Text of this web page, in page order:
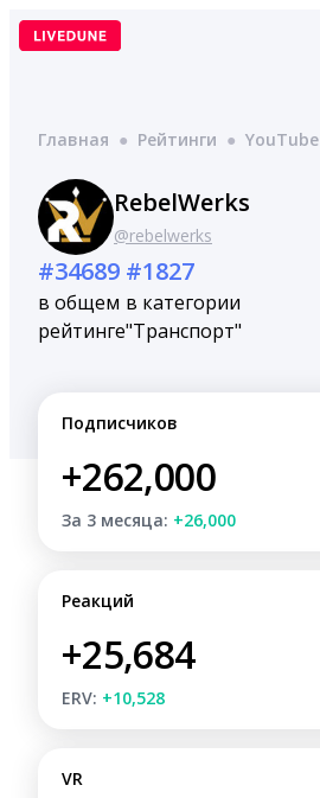
Перейти
Главная ● Рейтинги ● YouTube
RebelWerks
@rebelwerks
#34689
в общем
рейтинге
#1827
в категории
"Транспорт"
Подписчиков
+262,000
За 3 месяца: +26,000
Реакций
+25,684
ERV: +10,528
VR